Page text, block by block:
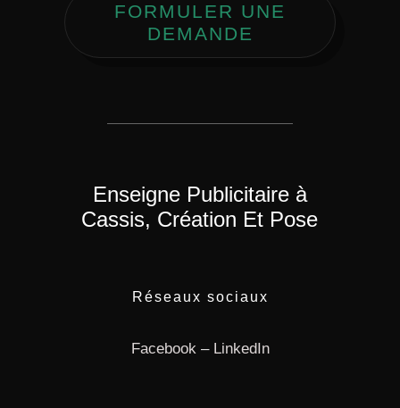
FORMULER UNE
DEMANDE
Enseigne Publicitaire à
Cassis, Création Et Pose
Réseaux sociaux
Facebook– LinkedIn